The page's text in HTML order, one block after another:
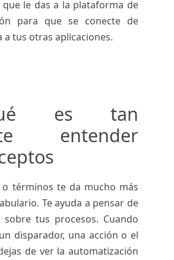
que le das a la plataforma de
para que se conecte de
tus otras aplicaciones.
es tan
entender
o términos te da mucho más
Te ayuda a pensar de
tus procesos. Cuando
disparador, una acción o el
de ver la automatización